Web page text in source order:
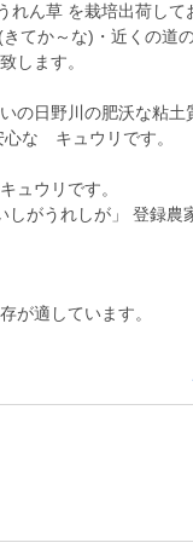
ん草 を栽培出荷して
てか～な)・近くの
します。
日野川の肥沃な粘
な キュウリです。
ュウリです。
が適しています。